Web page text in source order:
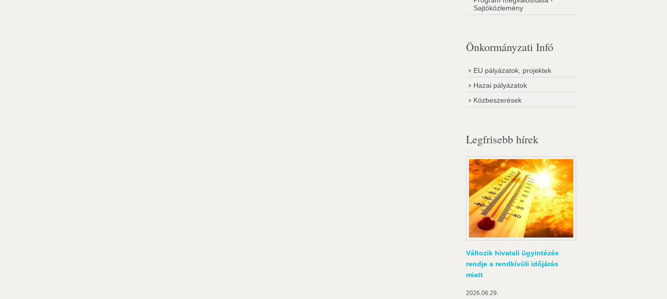
Sajtóközlemény
Önkormányzati Infó
EU pályázatok, projektek
Hazai pályázatok
Közbeszerések
Legfrisebb hírek
Változik hivatali ügyintézés
rendje a rendkívüli időjárás
miatt
2026.06.29.